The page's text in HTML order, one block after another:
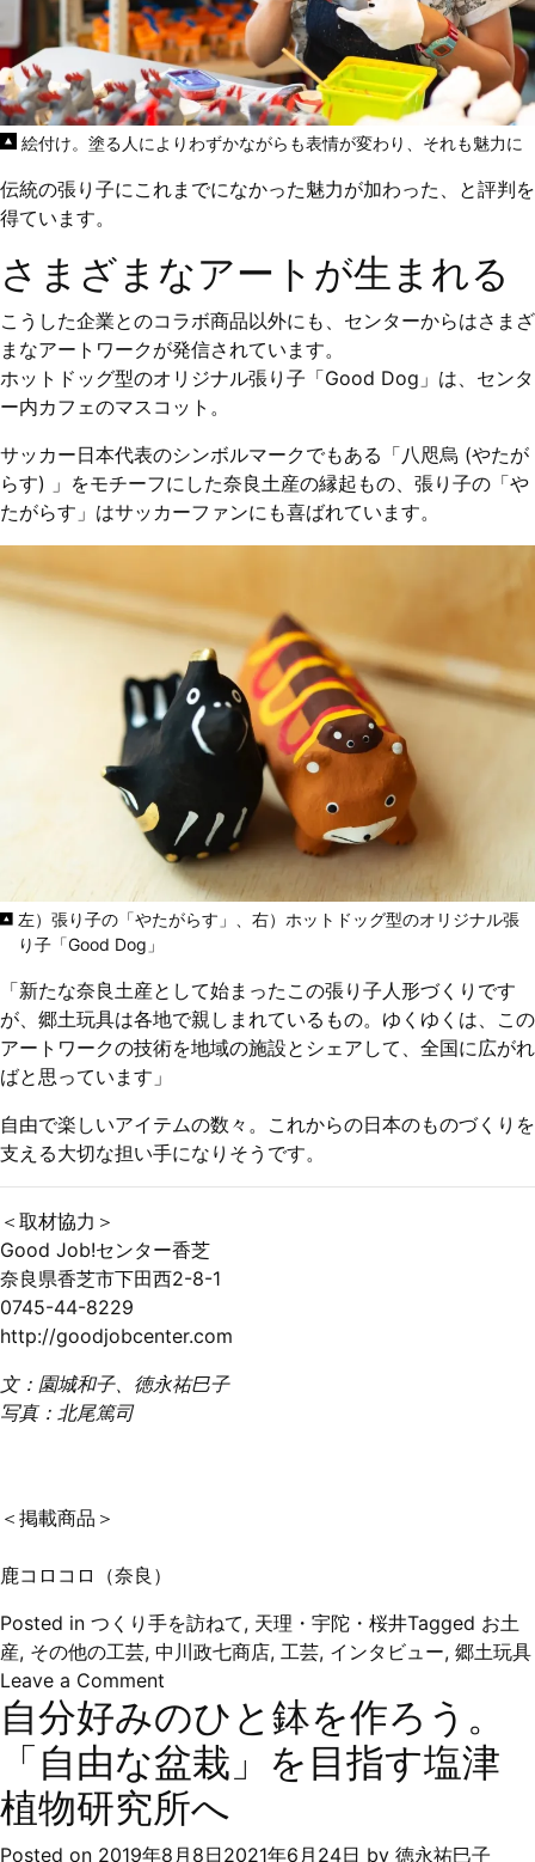
絵付け。塗る人によりわずかながらも表情が変わり、それも魅力に
伝統の張り子にこれまでになかった魅力が加わった、と評判を
得ています。
さまざまなアートが生まれる
こうした企業とのコラボ商品以外にも、センターからはさまざ
まなアートワークが発信されています。
ホットドッグ型のオリジナル張り子「Good Dog」は、センタ
ー内カフェのマスコット。
サッカー日本代表のシンボルマークでもある「八咫烏 (やたが
らす) 」をモチーフにした奈良土産の縁起もの、張り子の「や
たがらす」はサッカーファンにも喜ばれています。
左）張り子の「やたがらす」、右）ホットドッグ型のオリジナル張
り子「Good Dog」
「新たな奈良土産として始まったこの張り子人形づくりです
が、郷土玩具は各地で親しまれているもの。ゆくゆくは、この
アートワークの技術を地域の施設とシェアして、全国に広がれ
ばと思っています」
自由で楽しいアイテムの数々。これからの日本のものづくりを
支える大切な担い手になりそうです。
＜取材協力＞
Good Job!センター香芝
奈良県香芝市下田西2-8-1
0745-44-8229
http://goodjobcenter.com
文：園城和子、徳永祐巳子
写真：北尾篤司
＜掲載商品＞
鹿コロコロ（奈良）
Posted in つくり手を訪ねて, 天理・宇陀・桜井Tagged お土
産, その他の工芸, 中川政七商店, 工芸, インタビュー, 郷土玩具
Leave a Comment
奈
良
の
新
名
物
自分好みのひと鉢を作ろう。
「自由な盆栽」を目指す塩津
植物研究所へ
Posted on 2019年8月8日2021年6月24日 by 徳永祐巳子